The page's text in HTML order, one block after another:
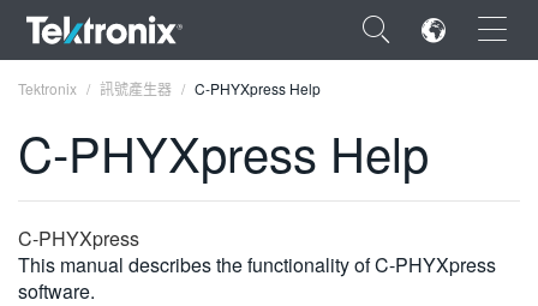
×
ENGLISH
FRANÇAIS
Tektronix 訊號產生器 C-PHYXpress Help
C-PHYXpress Help
C-PHYXpress
This manual describes the functionality of C-PHYXpress
software.